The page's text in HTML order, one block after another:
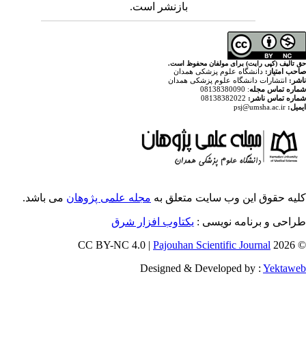
محفوظ است.
همدان
پزشکی همدان
متعلق به مجله علمی پژوهان می باشد.
:یکتاوب افزار شرق
Pajouhan
Designed &